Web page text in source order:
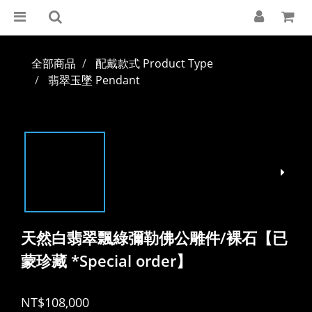
全部商品
配戴款式 Product Type
翡翠玉墜 Pendant
天然白翡翠飄綠彌勒佛公雕件/裸石【已
蒙珍藏 *Special order】
NT$108,000